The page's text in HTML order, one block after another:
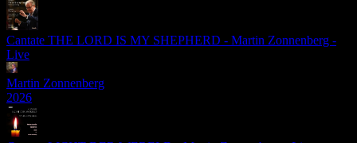
Cantate THE LORD IS MY SHEPHERD - Martin Zonnenberg -
Live
Martin Zonnenberg
2026